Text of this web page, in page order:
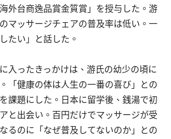
外台商逸品賞金質賞」を授与した。游
マッサージチェアの普及率は低い。一
たい」と話した。
入ったきっかけは、游氏の幼少の頃に
「健康の体は人生の一番の喜び」との
課題にした。日本に留学後、銭湯で初
と出会い。百円だけでマッサージが受
るのに「なぜ普及してないのか」との